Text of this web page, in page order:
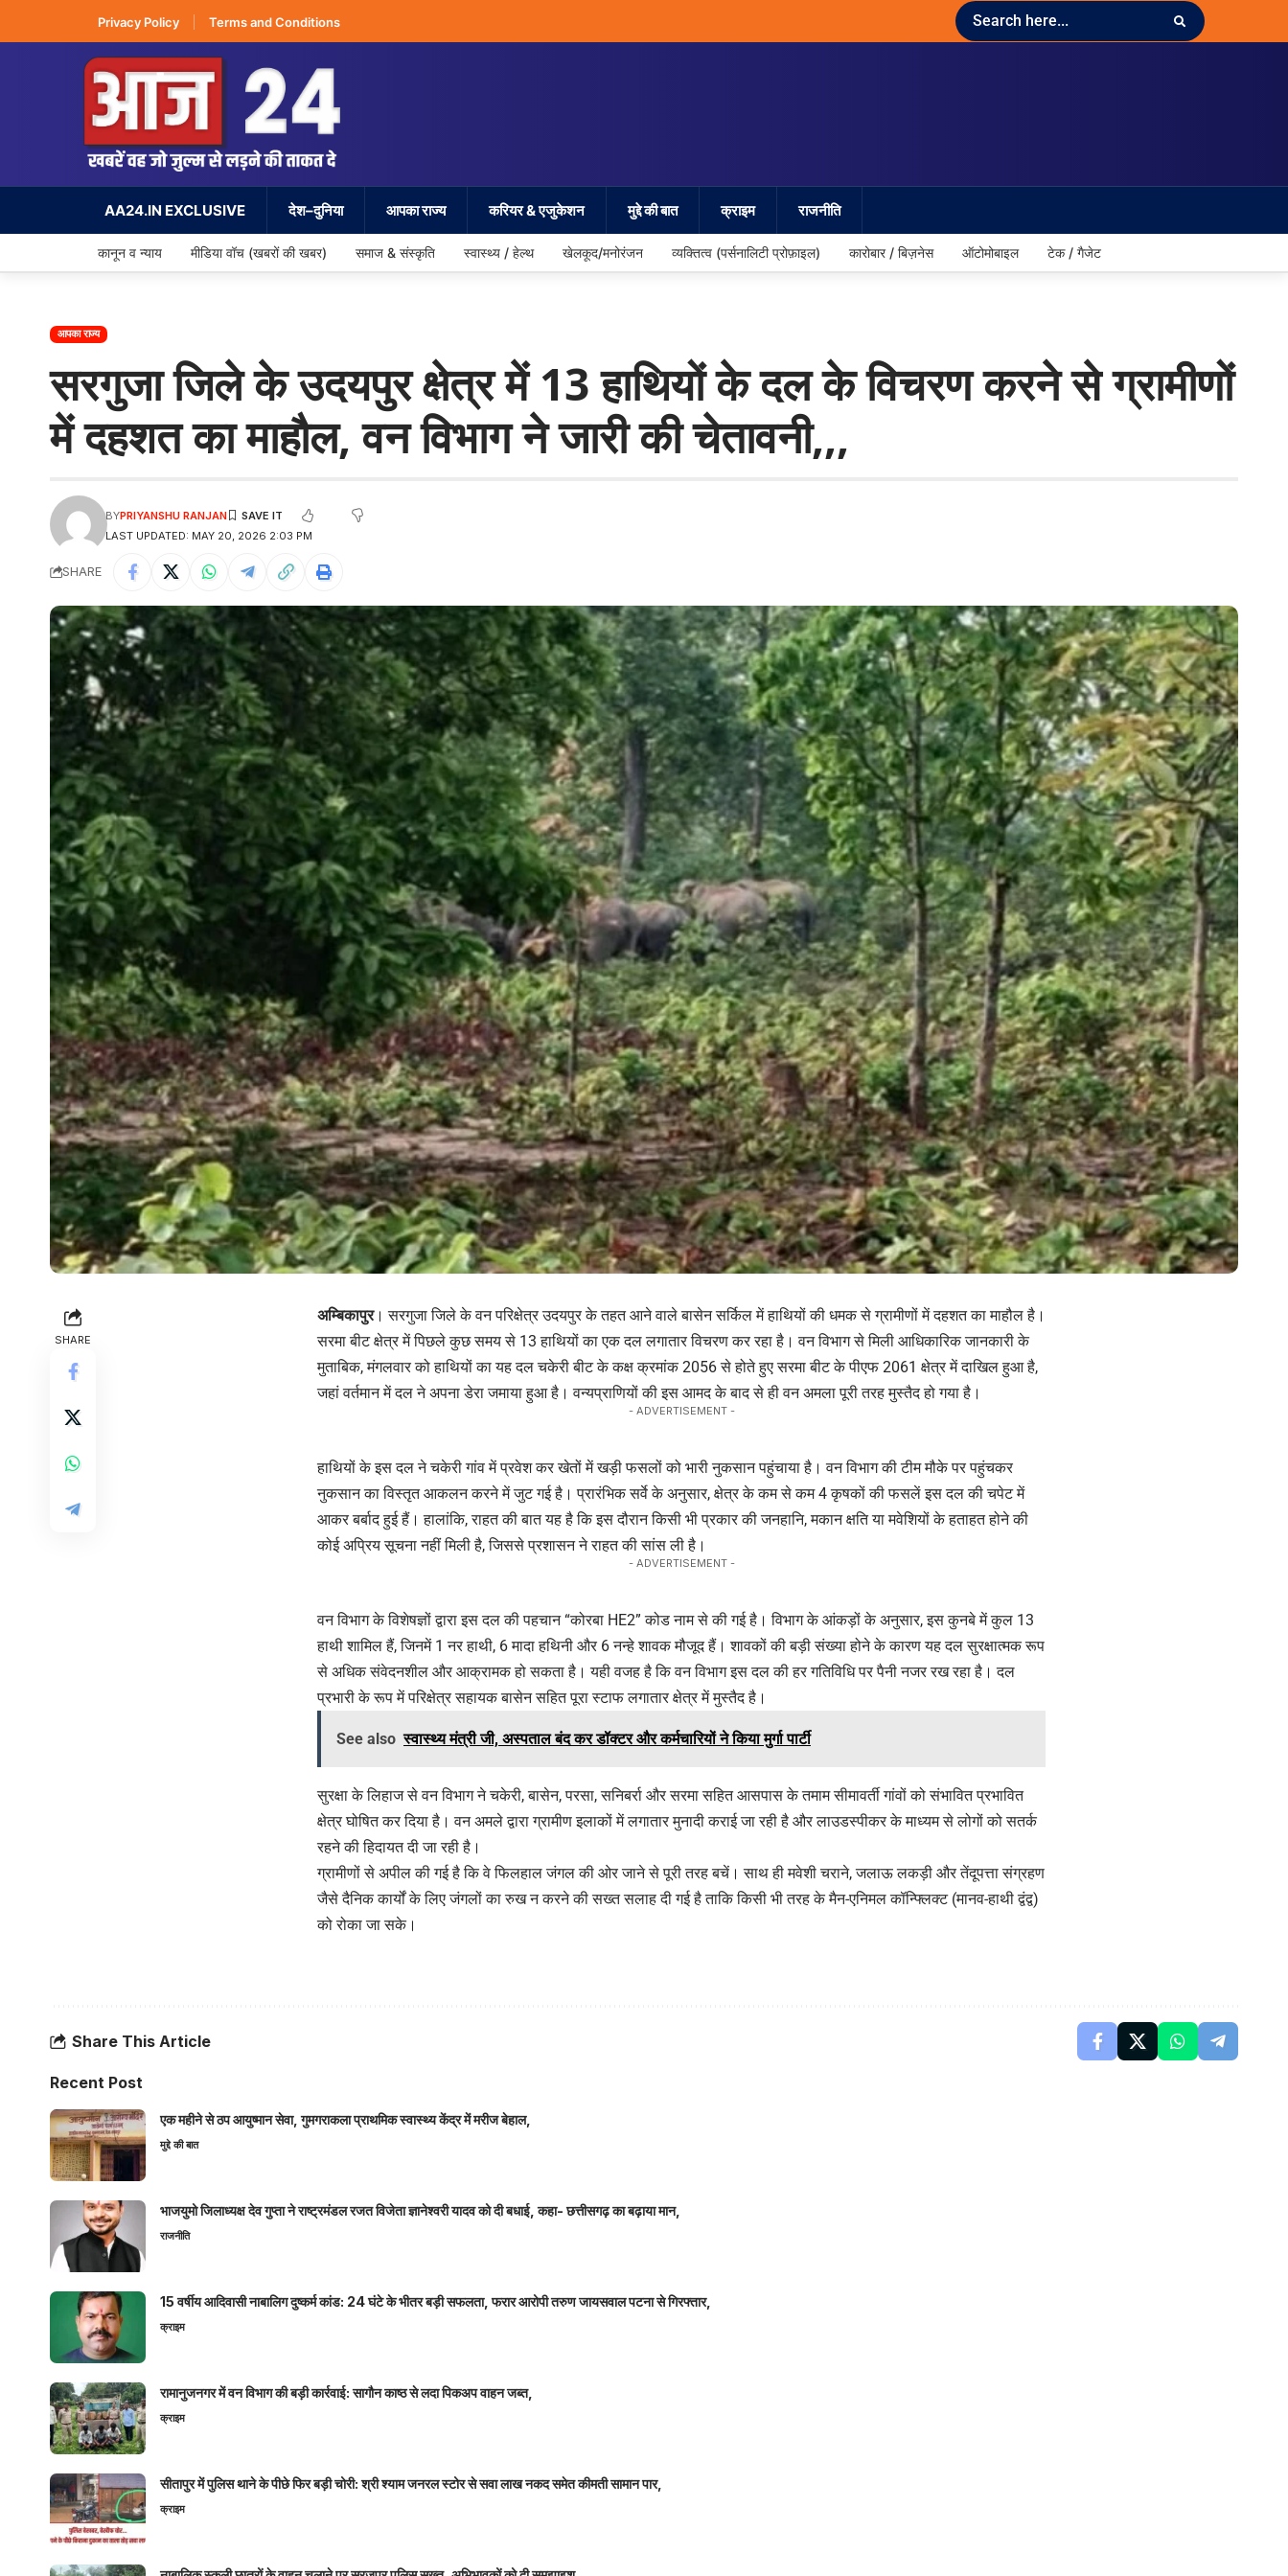
Privacy Policy Terms and Conditions
AA24.IN EXCLUSIVE देश–दुनिया आपका राज्य करियर & एजुकेशन मुद्दे की बात क्राइम राजनीति
कानून व न्याय मीडिया वॉच (खबरों की खबर) समाज & संस्कृति स्वास्थ्य / हेल्थ खेलकूद/मनोरंजन व्यक्तित्व (पर्सनालिटी प्रोफ़ाइल) कारोबार / बिज़नेस ऑटोमोबाइल टेक / गैजेट
आपका राज्य
सरगुजा जिले के उदयपुर क्षेत्र में 13 हाथियों के दल के विचरण करने से ग्रामीणों
में दहशत का माहौल, वन विभाग ने जारी की चेतावनी,,,
LAST UPDATED: MAY 20, 2026 2:03 PM
BYPRIYANSHU RANJAN
SHARE
SHARE
अम्बिकापुर। सरगुजा जिले के वन परिक्षेत्र उदयपुर के तहत आने वाले बासेन सर्किल में हाथियों की धमक से ग्रामीणों में दहशत का माहौल है।
सरमा बीट क्षेत्र में पिछले कुछ समय से 13 हाथियों का एक दल लगातार विचरण कर रहा है। वन विभाग से मिली आधिकारिक जानकारी के
मुताबिक, मंगलवार को हाथियों का यह दल चकेरी बीट के कक्ष क्रमांक 2056 से होते हुए सरमा बीट के पीएफ 2061 क्षेत्र में दाखिल हुआ है,
जहां वर्तमान में दल ने अपना डेरा जमाया हुआ है। वन्यप्राणियों की इस आमद के बाद से ही वन अमला पूरी तरह मुस्तैद हो गया है।
- ADVERTISEMENT -
हाथियों के इस दल ने चकेरी गांव में प्रवेश कर खेतों में खड़ी फसलों को भारी नुकसान पहुंचाया है। वन विभाग की टीम मौके पर पहुंचकर
नुकसान का विस्तृत आकलन करने में जुट गई है। प्रारंभिक सर्वे के अनुसार, क्षेत्र के कम से कम 4 कृषकों की फसलें इस दल की चपेट में
आकर बर्बाद हुई हैं। हालांकि, राहत की बात यह है कि इस दौरान किसी भी प्रकार की जनहानि, मकान क्षति या मवेशियों के हताहत होने की
कोई अप्रिय सूचना नहीं मिली है, जिससे प्रशासन ने राहत की सांस ली है।
- ADVERTISEMENT -
वन विभाग के विशेषज्ञों द्वारा इस दल की पहचान “कोरबा HE2” कोड नाम से की गई है। विभाग के आंकड़ों के अनुसार, इस कुनबे में कुल 13
हाथी शामिल हैं, जिनमें 1 नर हाथी, 6 मादा हथिनी और 6 नन्हे शावक मौजूद हैं। शावकों की बड़ी संख्या होने के कारण यह दल सुरक्षात्मक रूप
से अधिक संवेदनशील और आक्रामक हो सकता है। यही वजह है कि वन विभाग इस दल की हर गतिविधि पर पैनी नजर रख रहा है। दल
प्रभारी के रूप में परिक्षेत्र सहायक बासेन सहित पूरा स्टाफ लगातार क्षेत्र में मुस्तैद है।
See also स्वास्थ्य मंत्री जी, अस्पताल बंद कर डॉक्टर और कर्मचारियों ने किया मुर्गा पार्टी
सुरक्षा के लिहाज से वन विभाग ने चकेरी, बासेन, परसा, सनिबर्रा और सरमा सहित आसपास के तमाम सीमावर्ती गांवों को संभावित प्रभावित
क्षेत्र घोषित कर दिया है। वन अमले द्वारा ग्रामीण इलाकों में लगातार मुनादी कराई जा रही है और लाउडस्पीकर के माध्यम से लोगों को सतर्क
रहने की हिदायत दी जा रही है।
ग्रामीणों से अपील की गई है कि वे फिलहाल जंगल की ओर जाने से पूरी तरह बचें। साथ ही मवेशी चराने, जलाऊ लकड़ी और तेंदूपत्ता संग्रहण
जैसे दैनिक कार्यों के लिए जंगलों का रुख न करने की सख्त सलाह दी गई है ताकि किसी भी तरह के मैन-एनिमल कॉन्फ्लिक्ट (मानव-हाथी द्वंद्व)
को रोका जा सके।
Share This Article
Recent Post
एक महीने से ठप आयुष्मान सेवा, गुमगराकला प्राथमिक स्वास्थ्य केंद्र में मरीज बेहाल,
मुद्दे की बात
भाजयुमो जिलाध्यक्ष देव गुप्ता ने राष्ट्रमंडल रजत विजेता ज्ञानेश्वरी यादव को दी बधाई, कहा- छत्तीसगढ़ का बढ़ाया मान,
राजनीति
15 वर्षीय आदिवासी नाबालिग दुष्कर्म कांड: 24 घंटे के भीतर बड़ी सफलता, फरार आरोपी तरुण जायसवाल पटना से गिरफ्तार,
क्राइम
रामानुजनगर में वन विभाग की बड़ी कार्रवाई: सागौन काष्ठ से लदा पिकअप वाहन जब्त,
क्राइम
सीतापुर में पुलिस थाने के पीछे फिर बड़ी चोरी: श्री श्याम जनरल स्टोर से सवा लाख नकद समेत कीमती सामान पार,
क्राइम